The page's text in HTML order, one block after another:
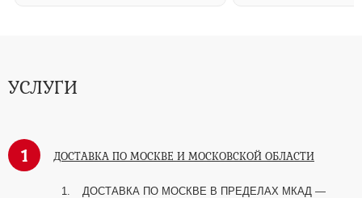
УСЛУГИ
1 ДОСТАВКА ПО МОСКВЕ И МОСКОВСКОЙ ОБЛАСТИ
ДОСТАВКА ПО МОСКВЕ В ПРЕДЕЛАХ МКАД —